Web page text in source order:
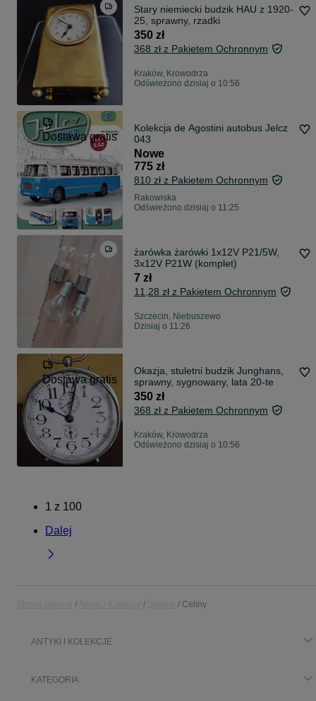
Stary niemiecki budzik HAU z 1920-
25, sprawny, rzadki
350 zł
368 zł z Pakietem Ochronnym
Kraków, Krowodrza
Odświeżono dzisiaj o 10:56
Dostawa gratis
Kolekcja de Agostini autobus Jelcz
043
Nowe
775 zł
810 zł z Pakietem Ochronnym
Rakowiska
Odświeżono dzisiaj o 11:25
żarówka żarówki 1x12V P21/5W,
3x12V P21W (komplet)
7 zł
11,28 zł z Pakietem Ochronnym
Szczecin, Niebuszewo
Dzisiaj o 11:26
Dostawa gratis
Okazja, stuletni budzik Junghans,
sprawny, sygnowany, lata 20-te
350 zł
368 zł z Pakietem Ochronnym
Kraków, Krowodrza
Odświeżono dzisiaj o 10:56
1 z 100
Dalej
Celiny
ANTYKI I KOLEKCJE
KATEGORIA